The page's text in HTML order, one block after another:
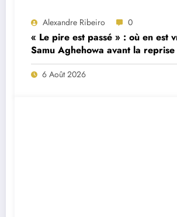
Alexandre Ribeiro 0
« Le pire est passé » : où en est
Samu Aghehowa avant la reprise
Porto ?
6 Août 2026